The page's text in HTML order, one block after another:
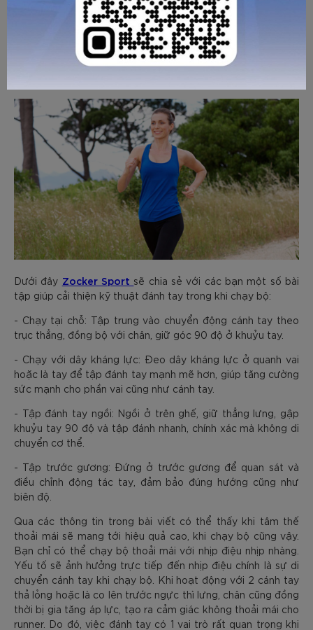
giảm hiệu suất. Có thể khắc phục bằng cách gập khuỷu tay
90 độ và giữ ổn định trong toàn bộ quá trình vận động.
Bài tập cải thiện kỹ thuật đánh tay khi
Dưới đây Zocker Sport sẽ chia sẻ với các bạn một số bài
tập giúp cải thiện kỹ thuật đánh tay trong khi chạy bộ:
- Chạy tại chỗ: Tập trung vào chuyển động cánh tay theo
trục thẳng, đồng bộ với chân, giữ góc 90 độ ở khuỷu tay.
- Chạy với dây kháng lực: Đeo dây kháng lực ở quanh vai
hoặc là tay để tập đánh tay mạnh mẽ hơn, giúp tăng cường
sức mạnh cho phần vai cũng như cánh tay.
- Tập đánh tay ngồi: Ngồi ở trên ghế, giữ thẳng lưng, gập
khuỷu tay 90 độ và tập đánh nhanh, chính xác mà không di
chuyển cơ thể.
- Tập trước gương: Đứng ở trước gương để quan sát và
điều chỉnh động tác tay, đảm bảo đúng hướng cũng như
biên độ.
Qua các thông tin trong bài viết có thể thấy khi tâm thế
thoải mái sẽ mang tới hiệu quả cao, khi chạy bộ cũng vậy.
Bạn chỉ có thể chạy bộ thoải mái với nhịp điệu nhịp nhàng.
Yếu tố sẽ ảnh hưởng trực tiếp đến nhịp điệu chính là sự di
chuyển cánh tay khi chạy bộ. Khi hoạt động với 2 cánh tay
thả lỏng hoặc là co lên trước ngực thì lưng, chân cũng đồng
thời bị gia tăng áp lực, tạo ra cảm giác không thoải mái cho
runner. Do đó, việc đánh tay có 1 vai trò rất quan trọng khi